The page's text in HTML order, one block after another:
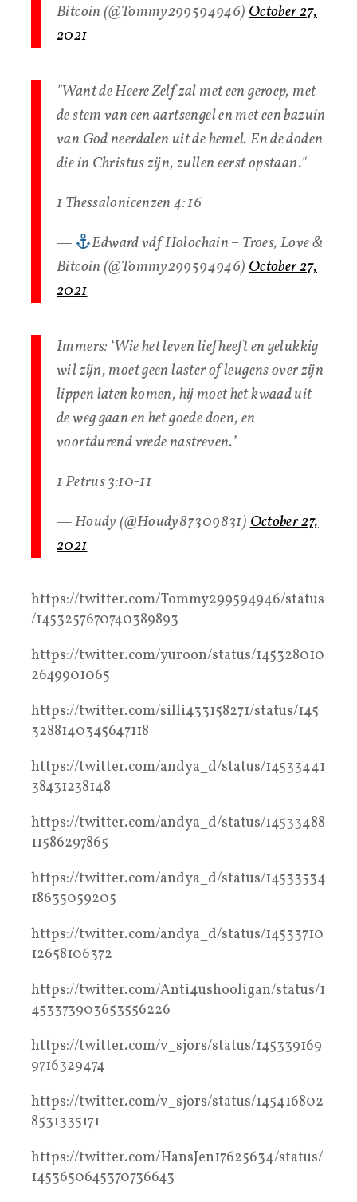
Bitcoin (@Tommy299594946)October 27,
2021
"Want de Heere Zelf zal met een geroep, met
de stem van een aartsengel en met een bazuin
van God neerdalen uit de hemel. En de doden
die in Christus zijn, zullen eerst opstaan."
1 Thessalonicenzen 4: 16
—
Edward vdf Holochain – Troes, Love &
Bitcoin (@Tommy299594946)October 27,
2021
Immers: ‘Wie het leven liefheeft en gelukkig
wil zijn, moet geen laster of leugens over zijn
lippen laten komen, hij moet het kwaad uit
de weg gaan en het goede doen, en
voortdurend vrede nastreven.’
1 Petrus 3:10-11
— Houdy (@Houdy87309831)October 27,
2021
https://twitter.com/Tommy299594946/status
/1453257670740389893
https://twitter.com/yuroon/status/145328010
2649901065
https://twitter.com/silli433158271/status/145
3288140345647118
https://twitter.com/andya_d/status/14533441
38431238148
https://twitter.com/andya_d/status/14533488
11586297865
https://twitter.com/andya_d/status/14533534
18635059205
https://twitter.com/andya_d/status/14533710
12658106372
https://twitter.com/Anti4ushooligan/status/1
453373903653556226
https://twitter.com/v_sjors/status/145339169
9716329474
https://twitter.com/v_sjors/status/145416802
8531335171
https://twitter.com/HansJen17625634/status/
1453650645370736643